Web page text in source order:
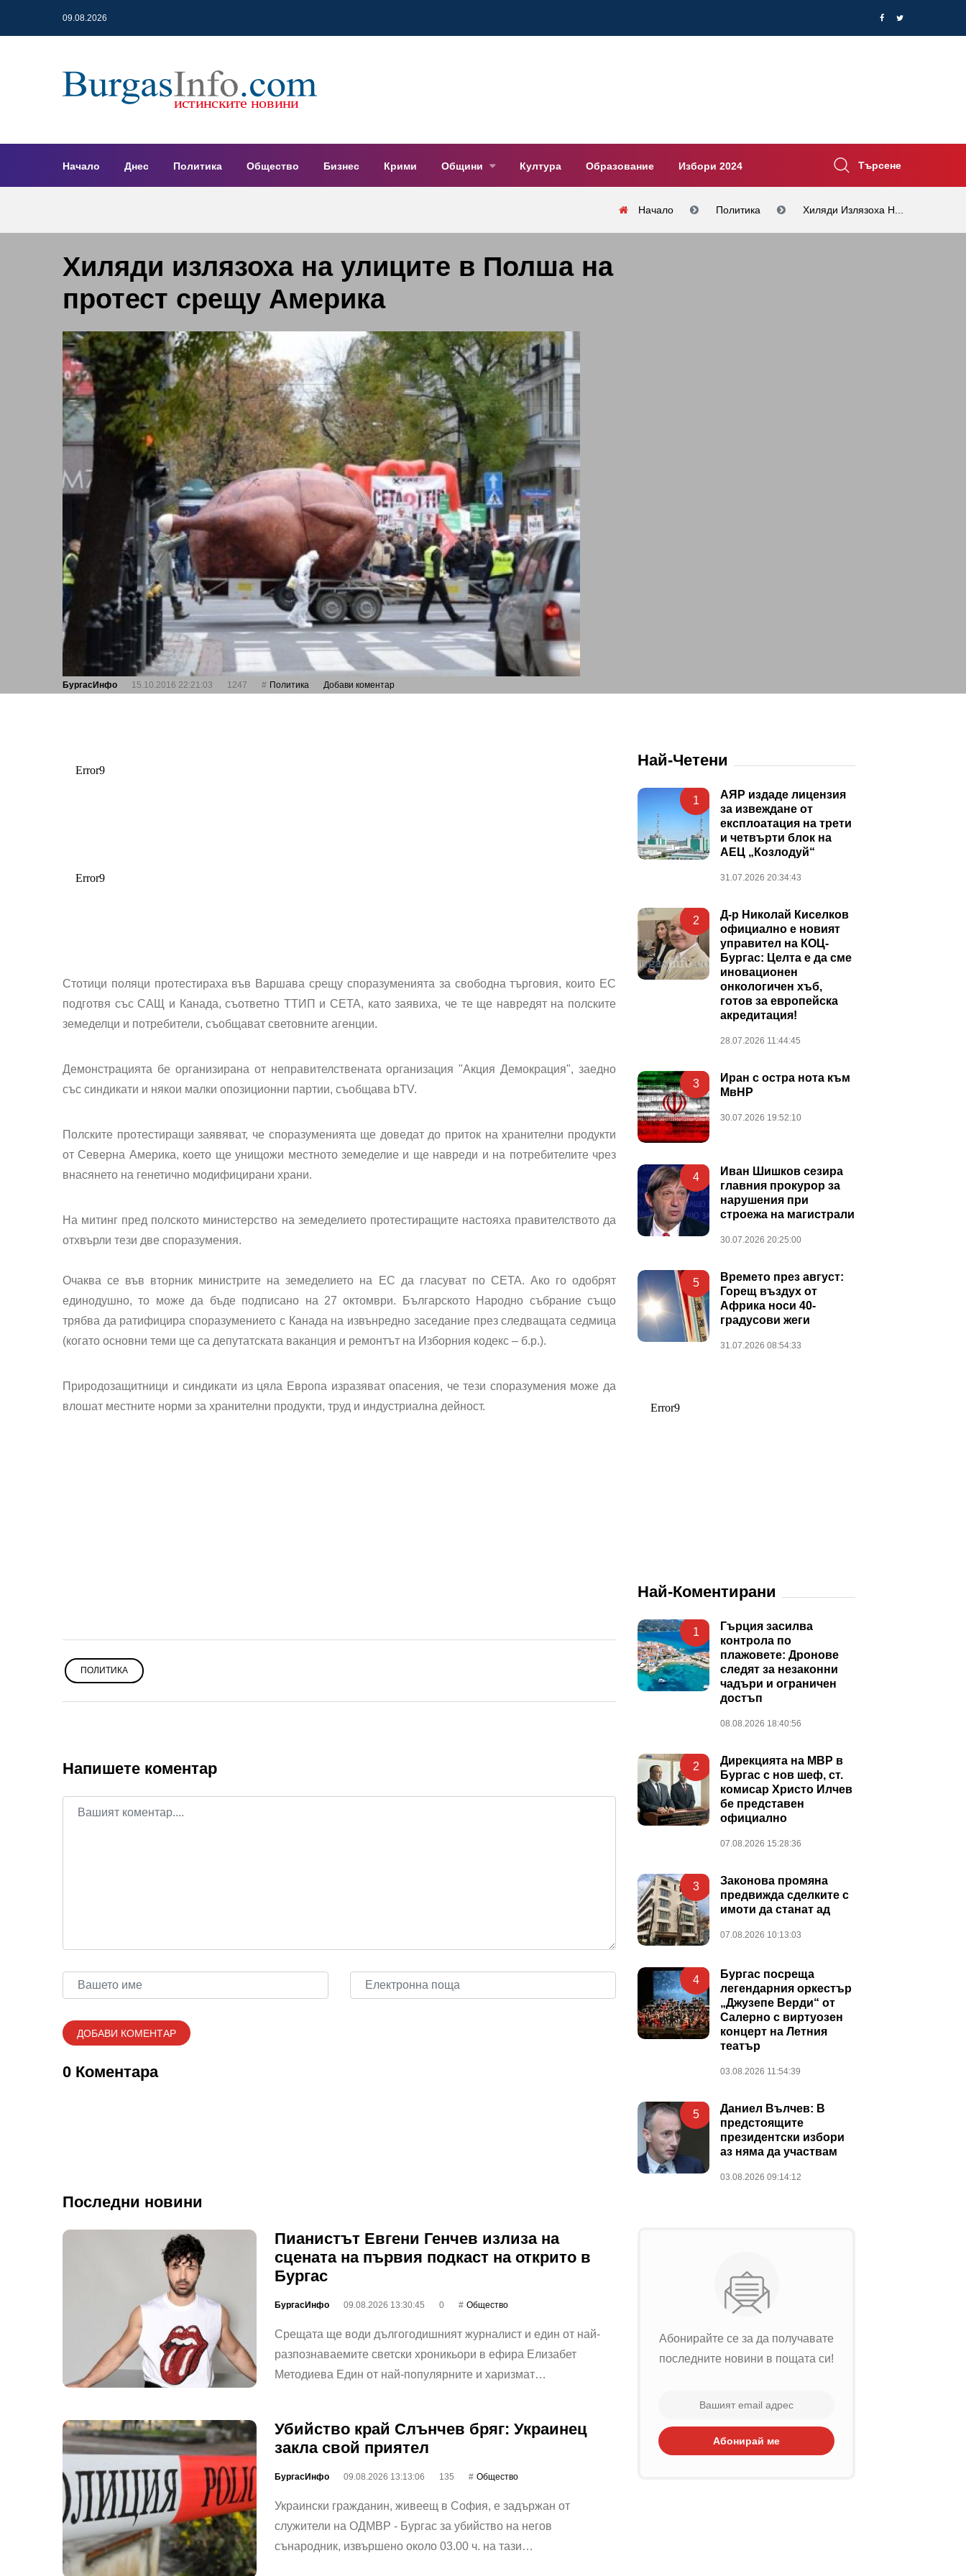
09.08.2026
Начало Днес Политика Общество Бизнес Крими Общини Култура Образование Избори 2024 Търсене
Начало Политика Хиляди Излязоха Н...
Хиляди излязоха на улиците в Полша на
протест срещу Америка
БургасИнфо 15.10.2016 22:21:03 1247 Политика Добави коментар
Стотици поляци протестираха във Варшава срещу споразуменията за свободна търговия, които ЕС
подготвя със САЩ и Канада, съответно ТТИП и СЕТА, като заявиха, че те ще навредят на полските
земеделци и потребители, съобщават световните агенции.
Демонстрацията бе организирана от неправителствената организация "Акция Демокрация", заедно
със синдикати и някои малки опозиционни партии, съобщава bTV.
Полските протестиращи заявяват, че споразуменията ще доведат до приток на хранителни продукти
от Северна Америка, което ще унищожи местното земеделие и ще навреди и на потребителите чрез
внасянето на генетично модифицирани храни.
На митинг пред полското министерство на земеделието протестиращите настояха правителството да
отхвърли тези две споразумения.
Очаква се във вторник министрите на земеделието на ЕС да гласуват по СЕТА. Ако го одобрят
единодушно, то може да бъде подписано на 27 октомври. Българското Народно събрание също
трябва да ратифицира споразумението с Канада на извънредно заседание през следващата седмица
(когато основни теми ще са депутатската ваканция и ремонтът на Изборния кодекс – б.р.).
Природозащитници и синдикати из цяла Европа изразяват опасения, че тези споразумения може да
влошат местните норми за хранителни продукти, труд и индустриална дейност.
ПОЛИТИКА
Напишете коментар
0 Коментара
Последни новини
Пианистът Евгени Генчев излиза на
сцената на първия подкаст на открито в
Бургас
БургасИнфо 09.08.2026 13:30:45 0 Общество
Срещата ще води дългогодишният журналист и един от най-
разпознаваемите светски хроникьори в ефира Елизабет
Методиева Един от най-популярните и харизмат…
Убийство край Слънчев бряг: Украинец
закла свой приятел
БургасИнфо 09.08.2026 13:13:06 135 Общество
Украински гражданин, живеещ в София, е задържан от
служители на ОДМВР - Бургас за убийство на негов
сънародник, извършено около 03.00 ч. на тази…
Най-Четени
1
АЯР издаде лицензия
за извеждане от
експлоатация на трети
и четвърти блок на
АЕЦ „Козлодуй“
31.07.2026 20:34:43
2
Д-р Николай Киселков
официално е новият
управител на КОЦ-
Бургас: Целта е да сме
иновационен
онкологичен хъб,
готов за европейска
акредитация!
28.07.2026 11:44:45
3
Иран с остра нота към
МвНР
30.07.2026 19:52:10
4
Иван Шишков сезира
главния прокурор за
нарушения при
строежа на магистрали
30.07.2026 20:25:00
5
Времето през август:
Горещ въздух от
Африка носи 40-
градусови жеги
31.07.2026 08:54:33
Най-Коментирани
1
Гърция засилва
контрола по
плажовете: Дронове
следят за незаконни
чадъри и ограничен
достъп
08.08.2026 18:40:56
2
Дирекцията на МВР в
Бургас с нов шеф, ст.
комисар Христо Илчев
бе представен
официално
07.08.2026 15:28:36
3
Законова промяна
предвижда сделките с
имоти да станат ад
07.08.2026 10:13:03
4
Бургас посреща
легендарния оркестър
„Джузепе Верди“ от
Салерно с виртуозен
концерт на Летния
театър
03.08.2026 11:54:39
5
Даниел Вълчев: В
предстоящите
президентски избори
аз няма да участвам
03.08.2026 09:14:12
Абонирайте се за да получавате
последните новини в пощата си!
Абонирай ме